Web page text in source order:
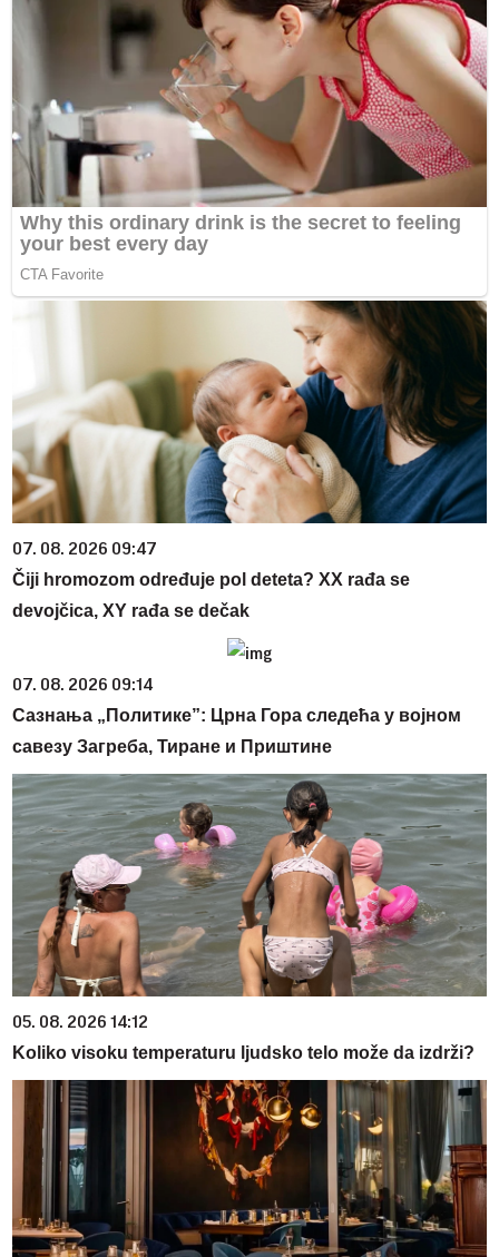
07. 08. 2026 09:47
Čiji hromozom određuje pol deteta? XX rađa se
devojčica, XY rađa se dečak
07. 08. 2026 09:14
Сазнања „Политике”: Црна Гора следећа у војном
савезу Загреба, Тиране и Приштине
05. 08. 2026 14:12
Koliko visoku temperaturu ljudsko telo može da izdrži?